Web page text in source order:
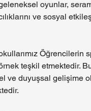
oyunlar,
ve sosyal
teşkil etmektedir.
duyuşsal gelişime